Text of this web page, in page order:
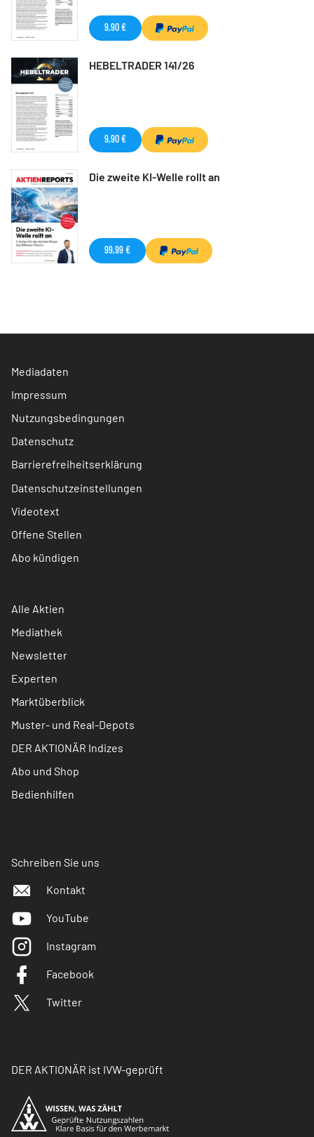
9,90 €
HEBELTRADER 141/26
9,90 €
Die zweite KI-Welle rollt an
99,99 €
Mediadaten
Impressum
Nutzungsbedingungen
Datenschutz
Barrierefreiheitserklärung
Datenschutzeinstellungen
Videotext
Offene Stellen
Abo kündigen
Alle Aktien
Mediathek
Newsletter
Experten
Marktüberblick
Muster- und Real-Depots
DER AKTIONÄR Indizes
Abo und Shop
Bedienhilfen
Schreiben Sie uns
Kontakt
YouTube
Instagram
Facebook
Twitter
DER AKTIONÄR ist IVW-geprüft